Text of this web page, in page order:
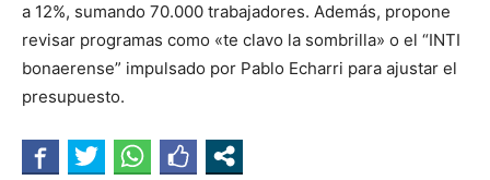
a 12%, sumando 70.000 trabajadores. Además, propone
revisar programas como «te clavo la sombrilla» o el “INTI
bonaerense” impulsado por Pablo Echarri para ajustar el
presupuesto.